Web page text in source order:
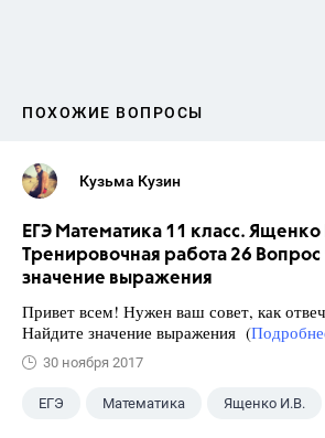
ПОХОЖИЕ ВОПРОСЫ
Кузьма Кузин
ЕГЭ Математика 11 класс. Ященко
Тренировочная работа 26 Вопрос
значение выражения
Привет всем! Нужен ваш совет, как
Найдите значение выражения (
30 ноября 2017
ЕГЭ Математика Ященко И.В.